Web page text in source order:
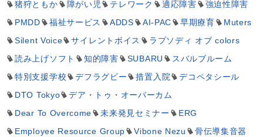
猪狩ともか
障がい児 テレワーク 適応障害
強迫性障害
PMDD
福祉サービス ADDS AI-PAC 早期療育
Muters
Silent Voice
サイレントボイス
ラプソディ オブ colors
読み上げソフト
知的障害 SUBARU
スバルブルーム
特別支援学校
デフラグビー 措置入院
デコペタシール
DTO Tokyo
デア・トゥ・オーバーカム
Dear To Overcome
未来発見セミナー
ERG
Employee Resource Group
Vibone Nezu 骨伝導集音器